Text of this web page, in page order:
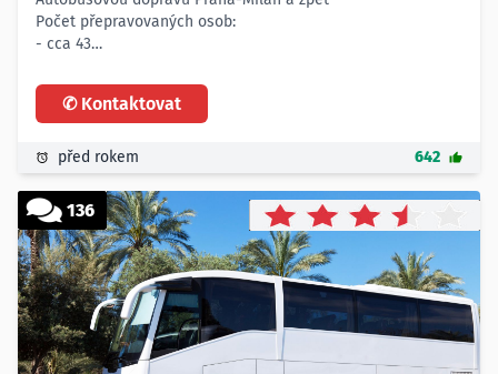
Počet přepravovaných osob:
- cca 43
- Praha - Como - Milán (Itálie)
Popis dopravy:
zastávka v Como, příjezd do Milána ve 13 hodin. Odjezd zpět
z Milána v cca 23:30 h
Termín dopravy:
- 18.4. večer - 20.4.2015
✆ Kontaktovat
před rokem 642
136